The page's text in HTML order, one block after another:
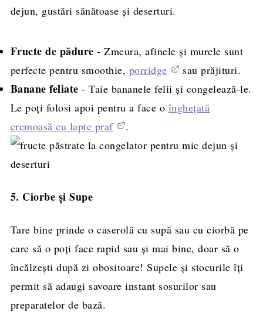
dejun, gustări sănătoase și deserturi.
Fructe de pădure - Zmeura, afinele și murele sunt
perfecte pentru smoothie, porridge sau prăjituri.
Banane feliate - Taie bananele felii și congelează-le.
Le poți folosi apoi pentru a face o înghețată
cremoasă cu lapte praf
.
5. Ciorbe și Supe
Tare bine prinde o caserolă cu supă sau cu ciorbă pe
care să o poți face rapid sau și mai bine, doar să o
încălzești după zi obositoare! Supele și stocurile îți
permit să adaugi savoare instant sosurilor sau
preparatelor de bază.